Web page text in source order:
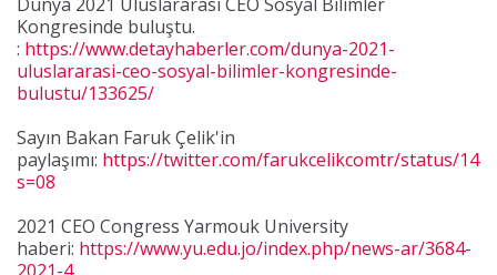
Kongresinde buluştu.
: https://www.detayhaberler.com/dunya-2021-
uluslararasi-ceo-sosyal-bilimler-kongresinde-
bulustu/133625/
Sayın Bakan Faruk Çelik'in
paylaşımı: https://twitter.com/farukcelikcomtr/status/
s=08
2021 CEO Congress Yarmouk University
haberi: https://www.yu.edu.jo/index.php/news-ar/3684-